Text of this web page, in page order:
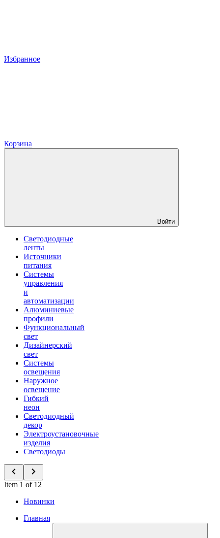
Избранное
Корзина
Войти
Светодиодные
ленты
Источники
питания
Системы
управления
и
автоматизации
Алюминиевые
профили
Функциональный
свет
Дизайнерский
свет
Системы
освещения
Наружное
освещение
Гибкий
неон
Светодиодный
декор
Электроустановочные
изделия
Светодиоды
Item 1 of 12
Новинки
Главная